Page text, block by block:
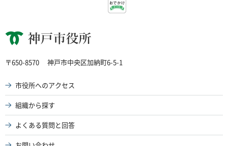
神戸市役所
〒650-8570 神戸市中央区加納町6-5-1
市役所へのアクセス
組織から探す
よくある質問と回答